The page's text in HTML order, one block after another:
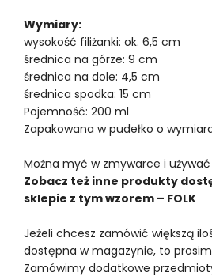
Wymiary:
wysokość filiżanki: ok. 6,5 cm
średnica na górze: 9 cm
średnica na dole: 4,5 cm
średnica spodka: 15 cm
Pojemność: 200 ml
Zapakowana w pudełko o
Można myć w zmywarce i
Zobacz też inne produkty
sklepie z tym wzorem – FOLK
Jeżeli chcesz zamówić większą
dostępna w magazynie, to
Zamówimy dodatkowe